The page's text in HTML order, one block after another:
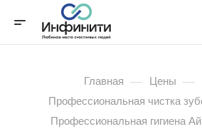
Главная — Цены —
Профессиональная чистка
Профессиональная гигиена